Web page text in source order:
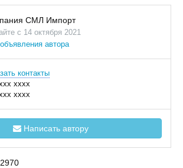
СМЛ Импорт
с 14 октября 2021
автора
контакты
xxxx
xxxx
Написать автору